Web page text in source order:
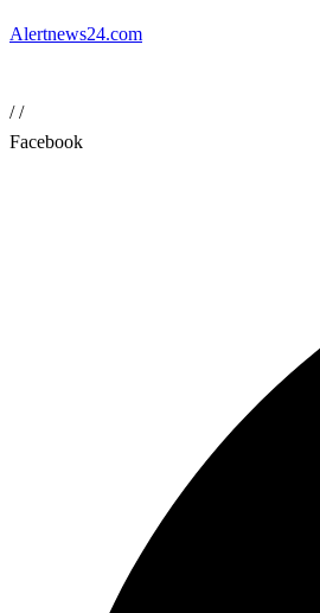
Alertnews24.com
//
Facebook